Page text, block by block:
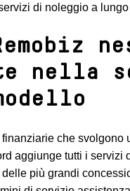
di noleggio a lungo
nella
che svolgono
aggiunge tutti i servizi
più grandi